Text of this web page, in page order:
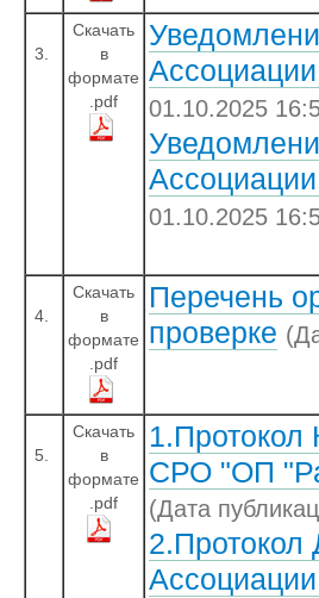
3.
Скачать
в
формате
.pdf
01.10.2025
01.10.2025
4.
Скачать
в
формате
.pdf
Перечень
проверке
5.
Скачать
в
формате
.pdf
1.Протокол
СРО "ОП
(Дата
2.Протокол